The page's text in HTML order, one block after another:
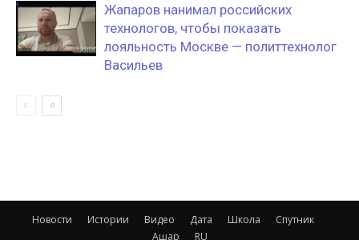
Жапаров нанимал российских
технологов, чтобы показать
лояльность Москве — политтехнолог
Васильев
Новости Истории Видео Дата Школа
Спутник
Ашар
RU